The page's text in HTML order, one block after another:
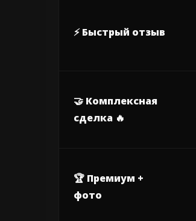
⚡ Быстрый отзыв
🤝 Комплексная
сделка 🔥
🏆 Премиум +
фото